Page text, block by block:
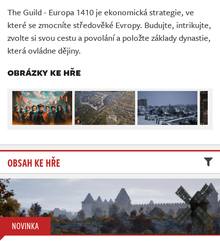
Živě
The Guild - Europa 1410 je ekonomická strategie, ve
které se zmocníte středověké Evropy. Budujte, intrikujte,
zvolte si svou cestu a povolání a položte základy dynastie,
která ovládne dějiny.
OBRÁZKY KE HŘE
OBSAH KE HŘE
NOVINKA